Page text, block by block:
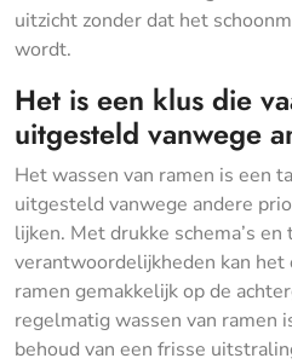
uitzicht zonder dat het
wordt.
Het is een klus die
uitgesteld vanwege
Het wassen van ramen is een
uitgesteld vanwege andere
lijken. Met drukke schema’s en
verantwoordelijkheden kan het
ramen gemakkelijk op de
regelmatig wassen van ramen
behoud van een frisse